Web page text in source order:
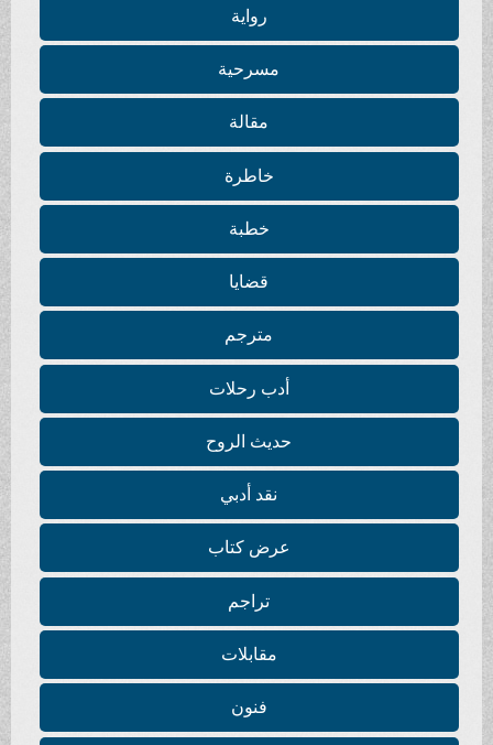
رواية
مسرحية
مقالة
خاطرة
خطبة
قضايا
مترجم
أدب رحلات
حديث الروح
نقد أدبي
عرض كتاب
تراجم
مقابلات
فنون